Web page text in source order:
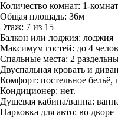
Количество комнат: 1-
Общая площадь: 36м
Этаж: 7 из 15
Балкон или лоджия: лоджия
Максимум гостей: до 4
Спальные места: 2
Двуспальная кровать и
Комфорт: постельное бельё,
Кондиционер: нет.
Душевая кабина/ванна:
Парковка для авто: во дворе